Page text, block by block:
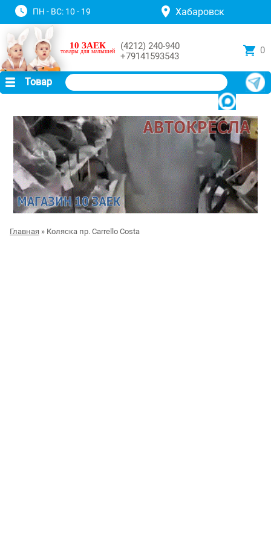
ПН - ВС: 10 - 19 Хабаровск
10 ЗАЕК
товары для малышей
(4212) 240-940
+79141593543
0
Товар
Главная » Коляска пр. Carrello Costa